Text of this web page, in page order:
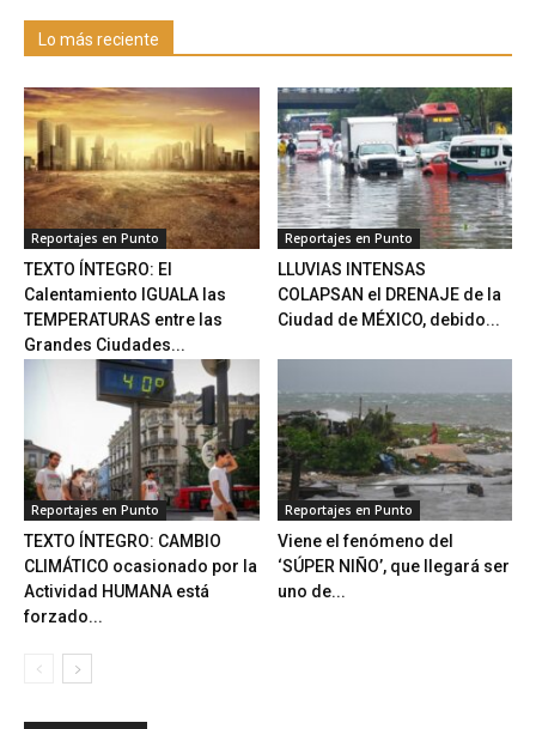
Lo más reciente
Reportajes en Punto
TEXTO ÍNTEGRO: El
Calentamiento IGUALA las
TEMPERATURAS entre las
Grandes Ciudades...
Reportajes en Punto
LLUVIAS INTENSAS
COLAPSAN el DRENAJE de la
Ciudad de MÉXICO, debido...
Reportajes en Punto
TEXTO ÍNTEGRO: CAMBIO
CLIMÁTICO ocasionado por la
Actividad HUMANA está
forzado...
Reportajes en Punto
Viene el fenómeno del
‘SÚPER NIÑO’, que llegará ser
uno de...